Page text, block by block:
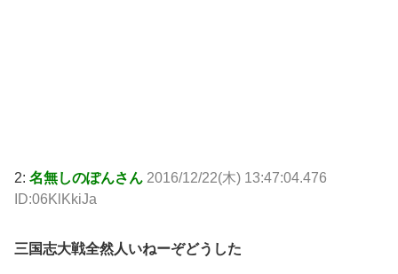
2: 名無しのぽんさん 2016/12/22(木) 13:47:04.476
ID:06KlKkiJa
三国志大戦全然人いねーぞどうした